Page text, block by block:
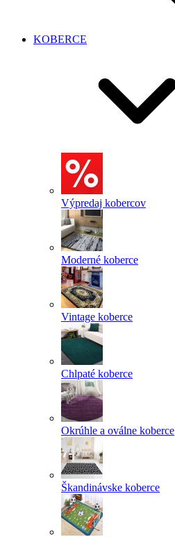
KOBERCE
Výpredaj kobercov
Moderné koberce
Vintage koberce
Chlpaté koberce
Okrúhle a oválne koberce
Škandinávske koberce